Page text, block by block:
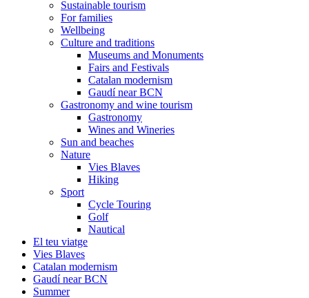
Sustainable tourism
For families
Wellbeing
Culture and traditions
Museums and Monuments
Fairs and Festivals
Catalan modernism
Gaudí near BCN
Gastronomy and wine tourism
Gastronomy
Wines and Wineries
Sun and beaches
Nature
Vies Blaves
Hiking
Sport
Cycle Touring
Golf
Nautical
El teu viatge
Vies Blaves
Catalan modernism
Gaudí near BCN
Summer